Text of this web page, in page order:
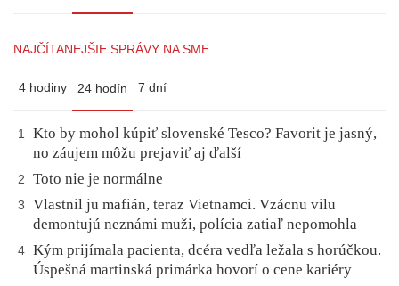
NAJČÍTANEJŠIE SPRÁVY NA SME
4 hodiny 24 hodín 7 dní
1
Kto by mohol kúpiť slovenské Tesco? Favorit je jasný,
no záujem môžu prejaviť aj ďalší
2 Toto nie je normálne
3
Vlastnil ju mafián, teraz Vietnamci. Vzácnu vilu
demontujú neznámi muži, polícia zatiaľ nepomohla
4 Kým prijímala pacienta, dcéra vedľa ležala s horúčkou.
Úspešná martinská primárka hovorí o cene kariéry